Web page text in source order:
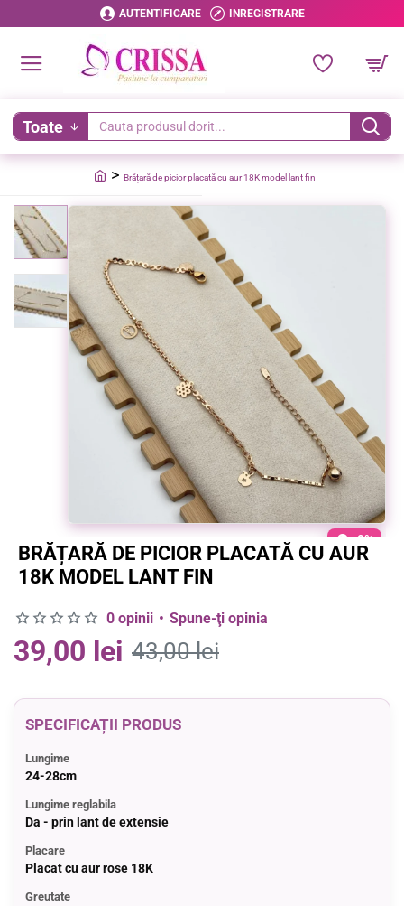
AUTENTIFICARE INREGISTRARE
Toate
Cauta
produsul
Brățară de picior placată cu aur 18K model lant fin
-9%
BRĂȚARĂ DE PICIOR PLACATĂ CU AUR
18K MODEL LANT FIN
SPECIFICAȚII PRODUS
Lungime
24-28cm
Lungime reglabila
Da - prin lant de extensie
Placare
Placat cu aur rose 18K
Greutate
0 opinii • Spune-ţi opinia
39,00 lei 43,00 lei